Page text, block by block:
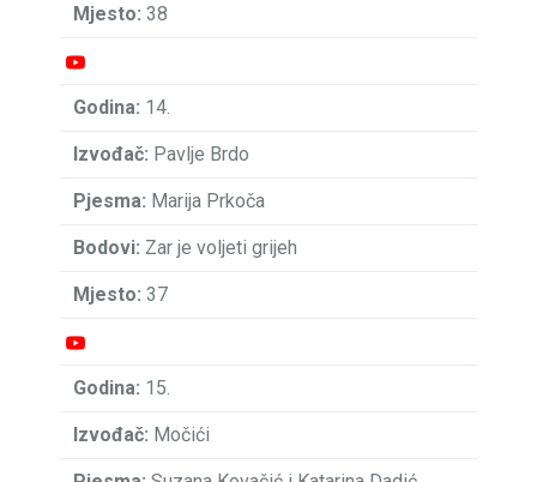
38
14.
Pavlje Brdo
Marija Prkoča
Zar je voljeti grijeh
37
15.
Močići